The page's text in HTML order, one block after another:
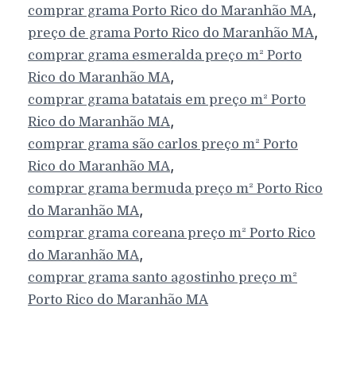
comprar gramaPorto Rico do Maranhão MA,
preço de gramaPorto Rico do Maranhão MA,
comprar grama esmeralda preço m² Porto
Rico do Maranhão MA,
comprar grama batatais em preço m² Porto
Rico do Maranhão MA,
comprar grama são carlos preço m² Porto
Rico do Maranhão MA,
comprar grama bermuda preço m² Porto Rico
do Maranhão MA,
comprar grama coreana preço m² Porto Rico
do Maranhão MA,
comprar grama santo agostinho preço m²
Porto Rico do Maranhão MA